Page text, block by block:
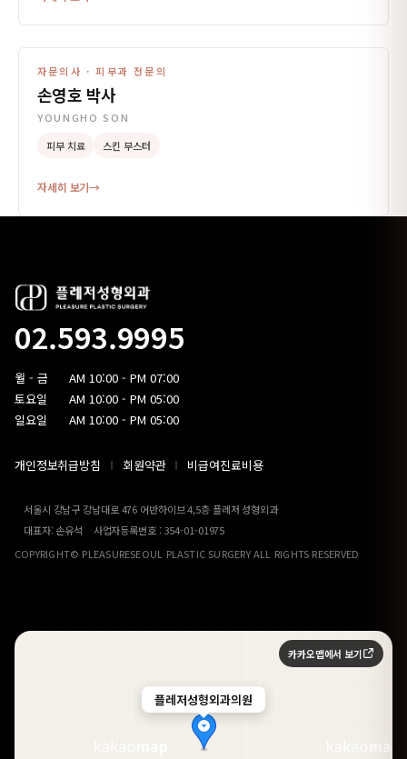
PHOTO
자문의사 · 피부과 전문의
손영호 박사
YOUNGHO SON
피부 치료
스킨 부스터
자세히 보기→
02.593.9995
월 - 금
AM 10:00 - PM 07:00
토요일
AM 10:00 - PM 05:00
일요일
AM 10:00 - PM 05:00
개인정보취급방침 회원약관 비급여진료비용
서울시 강남구 강남대로 476 어반하이브 4,5층 플레저 성형외과
대표자: 손유석 사업자등록번호 : 354-01-01975
COPYRIGHT© PLEASURESEOUL PLASTIC SURGERY ALL RIGHTS RESERVED
플레저성형외과의원
카카오맵에서 보기